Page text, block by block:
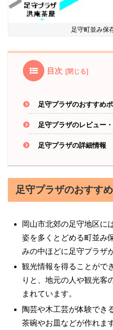
足守町並み保
目次
足守プラザのおすすめ
足守プラザのレビュー
足守プラザの詳細情報
足守プラザのおすす
岡山市北郊の足守地区に
姿を多くとどめる町並み
みの中ほどに足守プラザ
観光情報を得ることがで
りと、地元の人や観光客
まれています。
陶芸や木工芸が体験でき
茶碗やお皿などが作れま